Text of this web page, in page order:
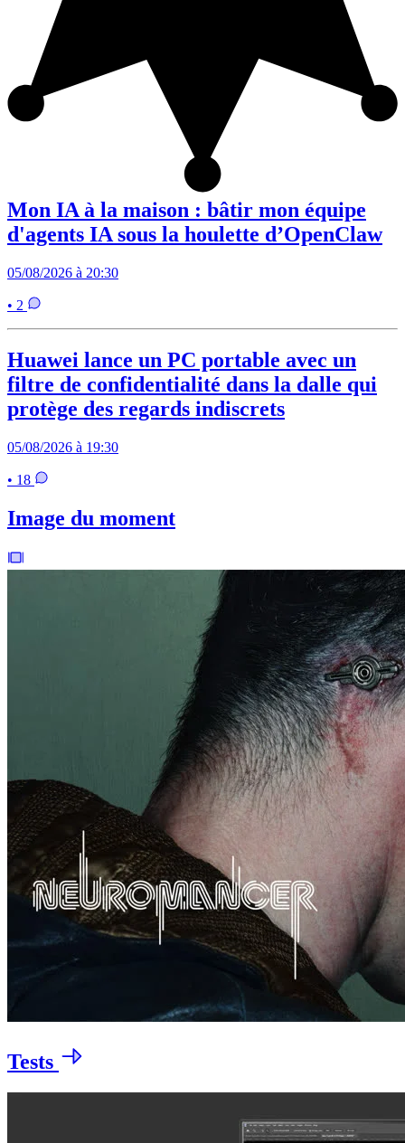
Mon IA à la maison : bâtir mon équipe
d'agents IA sous la houlette d’OpenClaw
05/08/2026 à 20:30
• 2
Huawei lance un PC portable avec un
filtre de confidentialité dans la dalle qui
protège des regards indiscrets
05/08/2026 à 19:30
• 18
Image du moment
Tests